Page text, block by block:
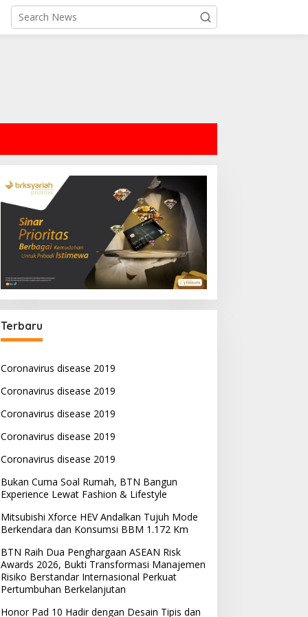
Terbaru
Coronavirus disease 2019
Coronavirus disease 2019
Coronavirus disease 2019
Coronavirus disease 2019
Coronavirus disease 2019
Bukan Cuma Soal Rumah, BTN Bangun
Experience Lewat Fashion & Lifestyle
Mitsubishi Xforce HEV Andalkan Tujuh Mode
Berkendara dan Konsumsi BBM 1.172 Km
BTN Raih Dua Penghargaan ASEAN Risk
Awards 2026, Bukti Transformasi Manajemen
Risiko Berstandar Internasional Perkuat
Pertumbuhan Berkelanjutan
Honor Pad 10 Hadir dengan Desain Tipis dan